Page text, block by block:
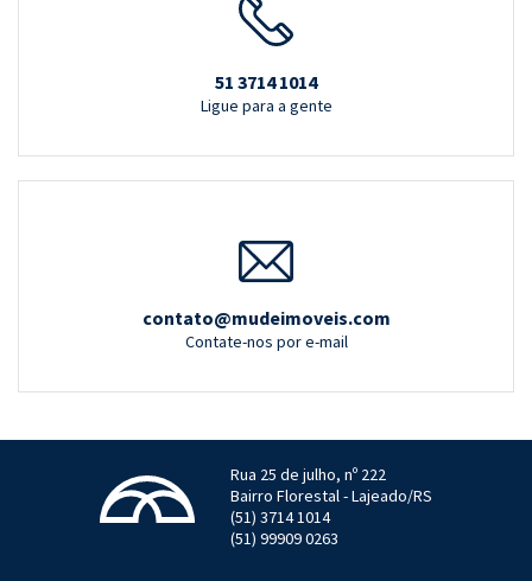
51 3714 1014
Ligue para a gente
contato@mudeimoveis.com
Contate-nos por e-mail
Rua 25 de julho, nº 222
Bairro Florestal - Lajeado/RS
(51) 3714 1014
(51) 99909 0263